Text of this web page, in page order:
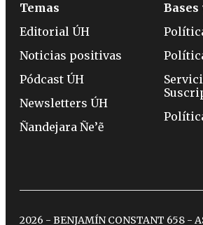
Temas
Editorial ÚH
Noticias positivas
Pódcast ÚH
Newsletters ÚH
Ñandejara Ñe’ẽ
Bases
2026 - BENJAMÍN CONSTANT 658 -